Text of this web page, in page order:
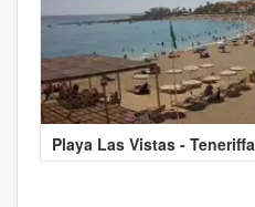
Playa Las Vistas - Teneriffa